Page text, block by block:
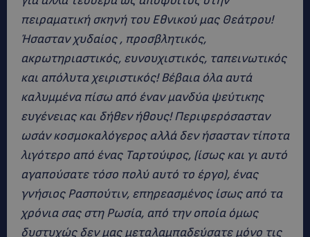
πειραματική σκηνή του Εθνικού μας Θεάτρου!
Ήσασταν χυδαίος , προσβλητικός,
ακρωτηριαστικός, ευνουχιστικός, ταπεινωτικός
και απόλυτα χειριστικός! Βέβαια όλα αυτά
καλυμμένα πίσω από έναν μανδύα ψεύτικης
ευγένειας και δήθεν ήθους! Περιφερόσασταν
ωσάν κοσμοκαλόγερος αλλά δεν ήσασταν τίποτα
λιγότερο από ένας Ταρτούφος, (ίσως και γι αυτό
αγαπούσατε τόσο πολύ αυτό το έργο), ένας
γνήσιος Ρασπούτιν, επηρεασμένος ίσως από τα
χρόνια σας στη Ρωσία, από την οποία όμως
δυστυχώς δεν μας μεταλαμπαδεύσατε μόνο τις